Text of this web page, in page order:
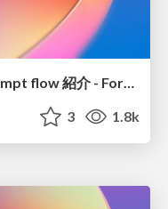
Azure AI サービス全体像と Prompt flow 紹介 - Forkwell Library
3 1.8k